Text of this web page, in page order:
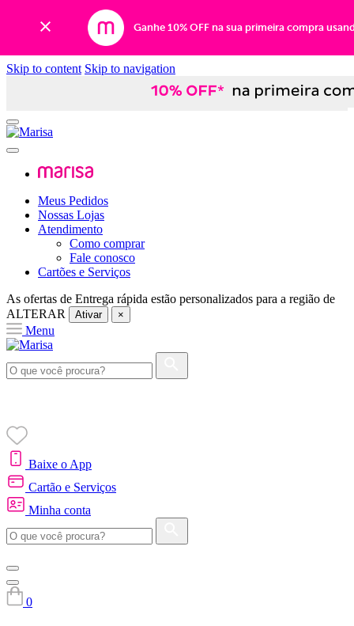
Ganhe 10% OFF na sua primeira compra
Skip to content Skip to navigation
Meus Pedidos
Nossas Lojas
Atendimento
Como comprar
Fale conosco
Cartões e Serviços
As ofertas de Entrega rápida estão personalizados para a região de
ALTERAR
Ativar ×
Menu
Baixe o App
Cartão e Serviços
Minha conta
0